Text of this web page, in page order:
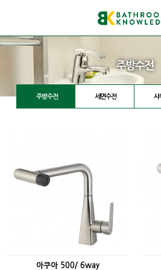
주방수전
주방수전 세면수전 샤
아쿠아 500/ 6way